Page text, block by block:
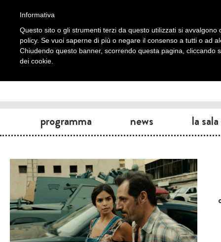
programma news la sala
Informativa
Questo sito o gli strumenti terzi da questo utilizzati si
policy. Se vuoi saperne di più o negare il consenso a tutti o ad
Chiudendo questo banner, scorrendo questa pagina, cliccando
dei cookie.